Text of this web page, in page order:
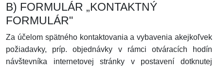
B) FORMULÁR „KONTAKTNÝ
FORMULÁR"
Za účelom spätného kontaktovania a vybavenia akejkoľvek
požiadavky, príp. objednávky v rámci otváracích hodín
návštevníka internetovej stránky v postavení dotknutej